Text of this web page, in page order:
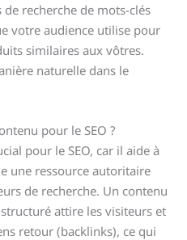
recherche de mots-clés
votre audience utilise pour
similaires aux vôtres.
naturelle dans le
pour le SEO ?
pour le SEO, car il aide à
une ressource autoritaire
de recherche. Un contenu
attire les visiteurs et
retour (backlinks), ce qui